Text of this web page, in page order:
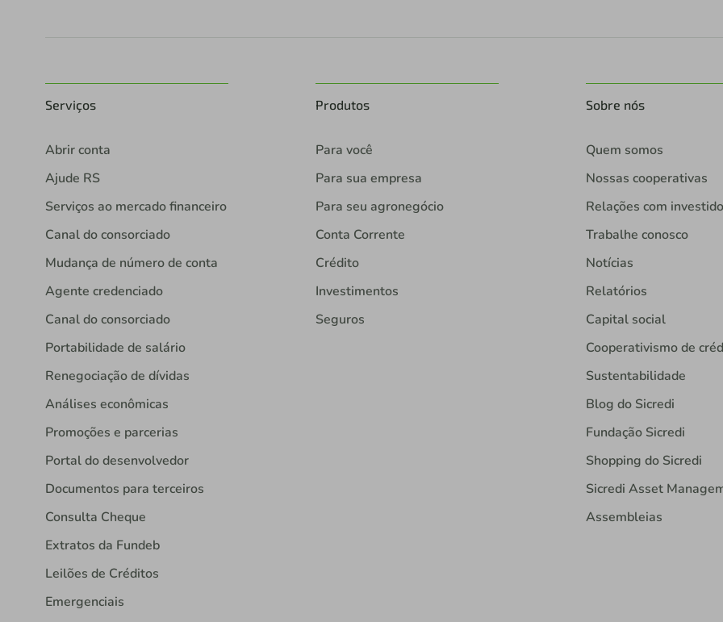
Serviços
Abrir conta
Ajude RS
Serviços ao mercado financeiro
Canal do consorciado
Mudança de número de conta
Agente credenciado
Canal do consorciado
Portabilidade de salário
Renegociação de dívidas
Análises econômicas
Promoções e parcerias
Portal do desenvolvedor
Documentos para terceiros
Consulta Cheque
Extratos da Fundeb
Leilões de Créditos
Emergenciais
Produtos
Para você
Para sua empresa
Para seu agronegócio
Conta Corrente
Crédito
Investimentos
Seguros
Sobre nós
Quem somos
Nossas cooperativas
Relações com
Trabalhe conosco
Notícias
Relatórios
Capital social
Cooperativismo de
Sustentabilidade
Blog do Sicredi
Fundação Sicredi
Shopping do Sicredi
Sicredi Asset
Assembleias